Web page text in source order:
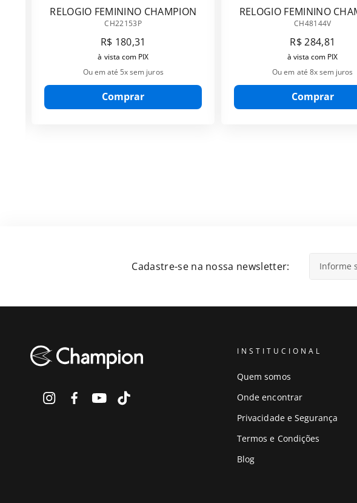
RELOGIO FEMININO CHAMPION
CH22153P
CH22153P
R$ 180,31
à vista com PIX
Ou em até 5x sem juros
Comprar
RELOGIO FEMININO
CH48144V
CH48144V
R$284,81
à vista com PIX
Ou em até 8x sem juros
Comprar
Cadastre-se na nossa newsletter:
INSTITUCIONAL
Quem somos
Onde encontrar
Privacidade e Segurança
Termos e Condições
Blog